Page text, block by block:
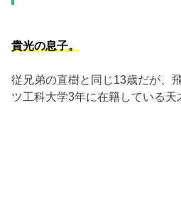
貴光の息子。
従兄弟の直樹と同じ13歳だが、
ツ工科大学3年に在籍している天